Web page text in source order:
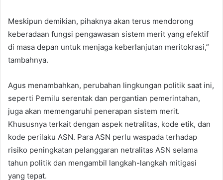
Meskipun demikian, pihaknya akan terus mendorong
keberadaan fungsi pengawasan sistem merit yang efektif
di masa depan untuk menjaga keberlanjutan meritokrasi,”
tambahnya.
Agus menambahkan, perubahan lingkungan politik saat ini,
seperti Pemilu serentak dan pergantian pemerintahan,
juga akan memengaruhi penerapan sistem merit.
Khususnya terkait dengan aspek netralitas, kode etik, dan
kode perilaku ASN. Para ASN perlu waspada terhadap
risiko peningkatan pelanggaran netralitas ASN selama
tahun politik dan mengambil langkah-langkah mitigasi
yang tepat.